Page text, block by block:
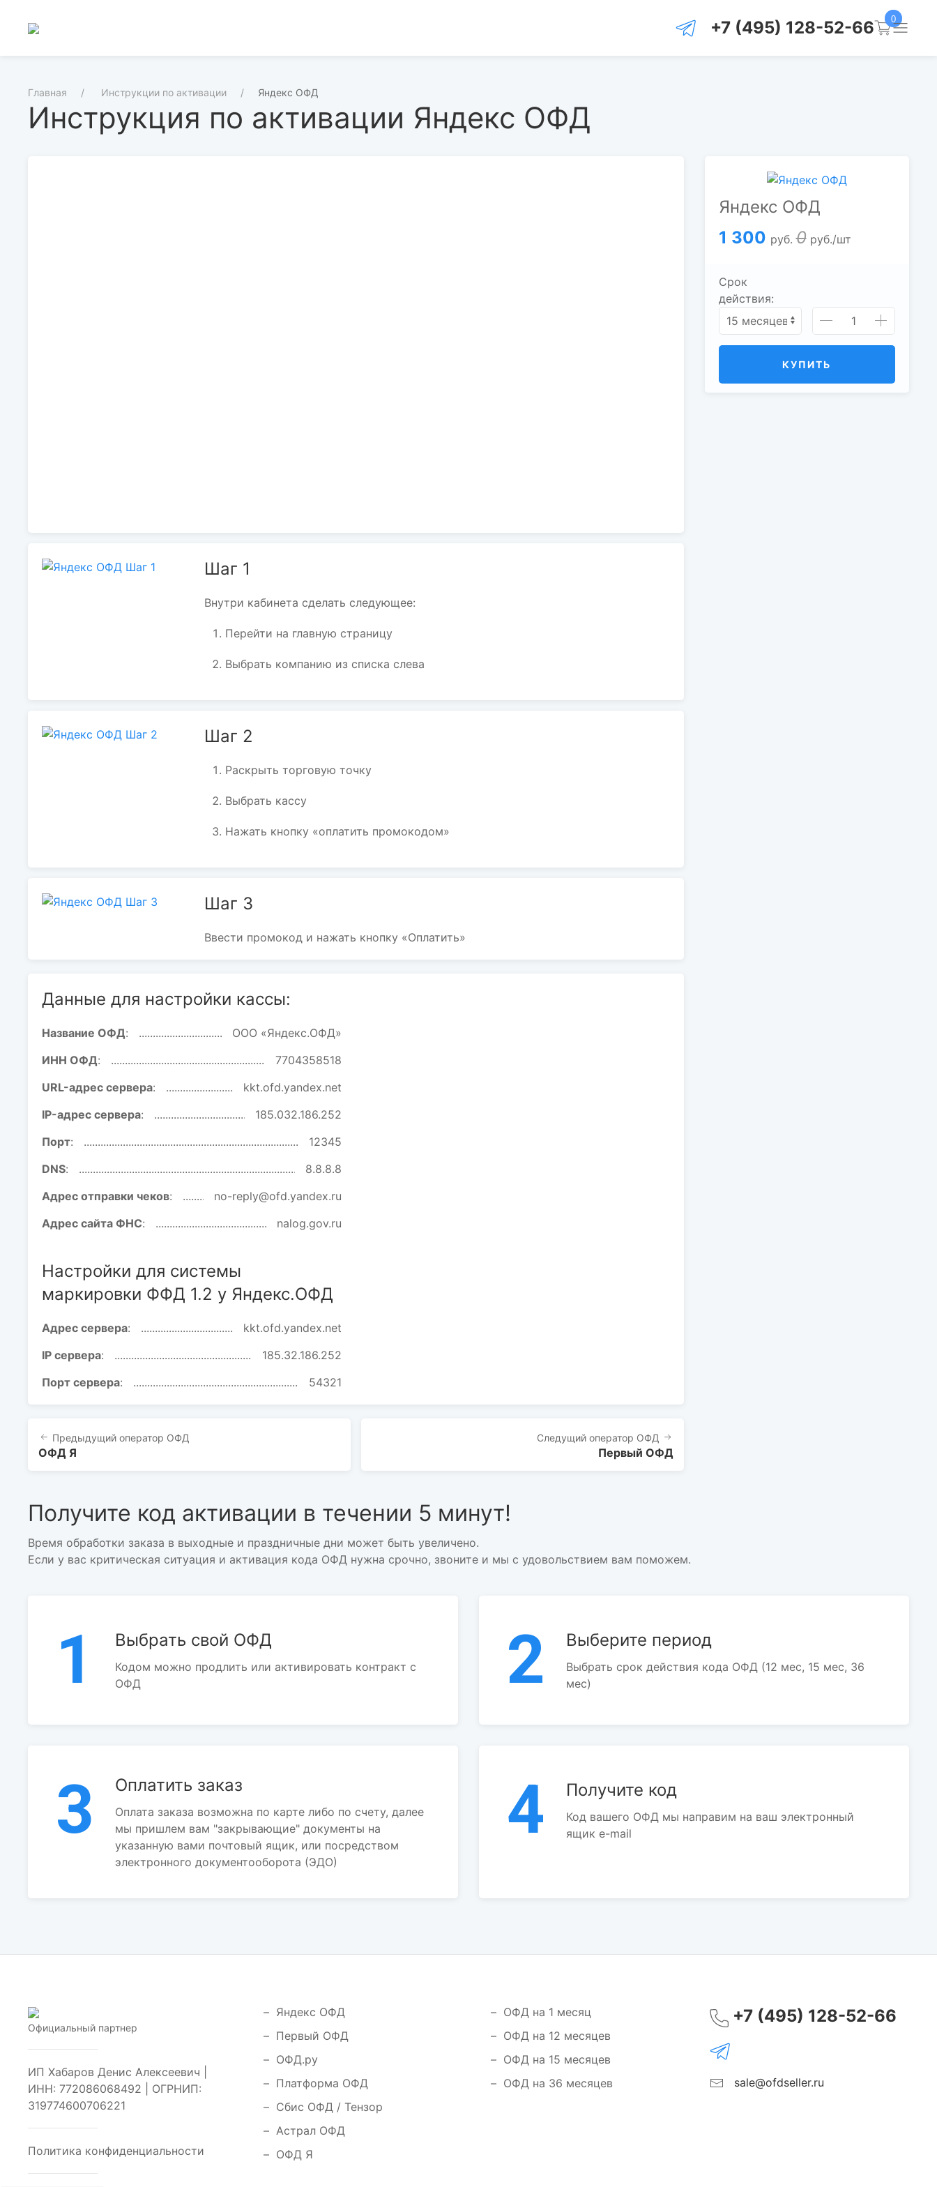
+7 (495) 128-52-66 0
Главная Инструкции по активации Яндекс ОФД
Инструкция по активации Яндекс ОФД
Шаг 1
Внутри кабинета сделать следующее:
Перейти на главную страницу
Выбрать компанию из списка слева
Шаг 2
Раскрыть торговую точку
Выбрать кассу
Нажать кнопку «оплатить промокодом»
Шаг 3
Ввести промокод и нажать кнопку «Оплатить»
Данные для настройки кассы:
Название ОФД:
ООО «Яндекс.ОФД»
ИНН ОФД:
7704358518
URL-адрес сервера:
kkt.ofd.yandex.net
IP-адрес сервера:
185.032.186.252
Порт:
12345
DNS:
8.8.8.8
Адрес отправки чеков:
no-reply@ofd.yandex.ru
Адрес сайта ФНС: nalog.gov.ru
Настройки для системы
маркировки ФФД 1.2 у Яндекс.ОФД
Адрес сервера:
kkt.ofd.yandex.net
IP сервера:
185.32.186.252
Порт сервера: 54321
Предыдущий оператор ОФД
ОФД Я
Следущийоператор ОФД
Первый ОФД
Яндекс ОФД
1 300 руб. 0руб./шт
Срок
действия:
КУПИТЬ
Получите код активации в течении 5 минут!
Время обработки заказа в выходные и праздничные дни может быть увеличено.
Если у вас критическая ситуация и активация кода ОФД нужна срочно, звоните и мы с удовольствием вам поможем.
1 Выбрать свой ОФД
Кодом можно продлить или активировать контракт с
ОФД
2 Выберите период
Выбрать срок действия кода ОФД (12 мес, 15 мес, 36
мес)
3 Оплатить заказ
Оплата заказа возможна по карте либо по счету, далее
мы пришлем вам "закрывающие" документы на
указанную вами почтовый ящик, или посредством
электронного документооборота (ЭДО)
4 Получите код
Код вашего ОФД мы направим на ваш электронный
ящик e-mail
Официальный партнер
ИП Хабаров Денис Алексеевич |
ИНН: 772086068492 | ОГРНИП:
319774600706221
Политика конфиденциальности
Яндекс ОФД
Первый ОФД
ОФД.ру
Платформа ОФД
Сбис ОФД / Тензор
Астрал ОФД
ОФД Я
ОФД на 1 месяц
ОФД на 12 месяцев
ОФД на 15 месяцев
ОФД на 36 месяцев
+7 (495) 128-52-66
sale@ofdseller.ru